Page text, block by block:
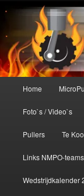
primaire
inhoud
De meest
Home
Foto`s / Video`s
Pullers Te
Links NMPO-teams
Wedstrijdkalender